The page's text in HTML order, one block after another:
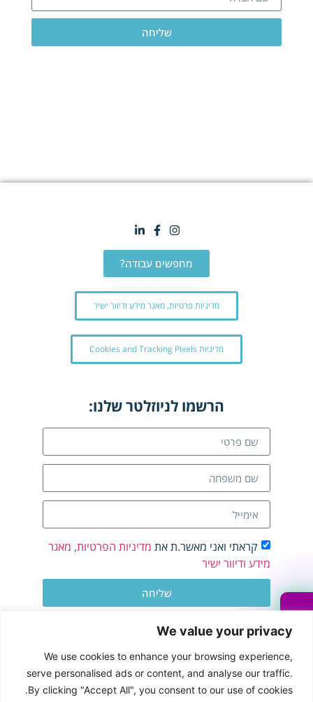
We value your privacy
We use cookies to enhance your browsing experience,
serve personalised ads or content, and analyse our traffic.
By clicking "Accept All", you consent to our use of cookies.
שליחה
מחפשים עבודה?
מדיניות פרטיות, מאגר מידע ודיוור ישיר
מדיניות Cookies and Tracking Pixels
הרשמו לניוזלטר שלנו:
קראתי ואני מאשר.ת את מדיניות הפרטיות, מאגר
מידע ודיוור ישיר
שליחה
info@hrhome.co.il
050-3035325